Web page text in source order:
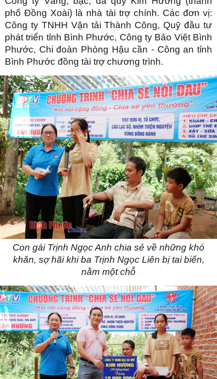
phố Đồng Xoài) là nhà tài trợ chính. Các đơn vị:
Công ty TNHH Vận tải Thành Công, Quỹ đầu tư
phát triển tỉnh Bình Phước, Công ty Bảo Việt Bình
Phước, Chi đoàn Phòng Hậu cần - Công an tỉnh
Bình Phước đồng tài trợ chương trình.
Con gái Trịnh Ngọc Anh chia sẻ về những khó
khăn, sợ hãi khi ba Trịnh Ngọc Liên bị tai biến,
nằm một chỗ